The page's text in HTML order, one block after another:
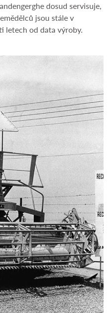
dosud servisuje,
jsou stále v
letech od data výroby.